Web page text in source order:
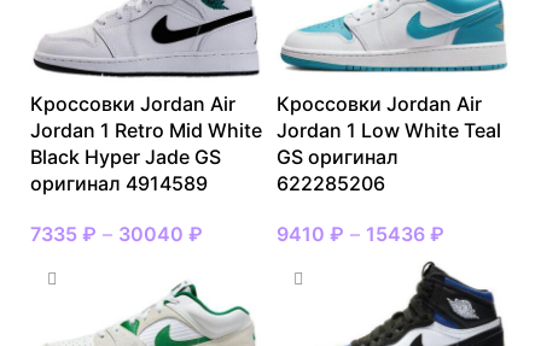
Кроссовки Jordan Air
Jordan 1 Retro Mid White
Black Hyper Jade GS
оригинал 4914589
7335 ₽ – 30040 ₽
Кроссовки Jordan Air
Jordan 1 Low White Teal
GS оригинал
622285206
9410 ₽ – 15436 ₽